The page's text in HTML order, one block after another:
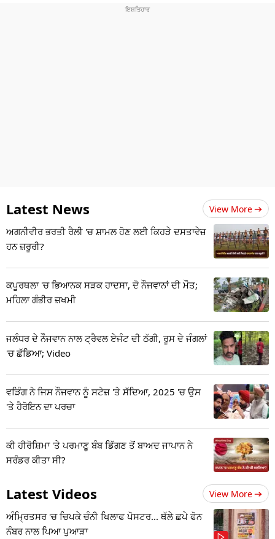
Latest News View More
ਅਗਨੀਵੀਰ ਭਰਤੀ ਰੈਲੀ 'ਚ ਸ਼ਾਮਲ ਹੋਣ ਲਈ ਕਿਹੜੇ ਦਸਤਾਵੇਜ਼
ਹਨ ਜ਼ਰੂਰੀ?
ਕਪੂਰਥਲਾ 'ਚ ਭਿਆਨਕ ਸੜਕ ਹਾਦਸਾ, ਦੋ ਨੌਜਵਾਨਾਂ ਦੀ ਮੌਤ;
ਮਹਿਲਾ ਗੰਭੀਰ ਜ਼ਖਮੀ
ਜਲੰਧਰ ਦੇ ਨੌਜਵਾਨ ਨਾਲ ਟ੍ਰੈਵਲ ਏਜੰਟ ਦੀ ਠੱਗੀ, ਰੂਸ ਦੇ ਜੰਗਲਾਂ
'ਚ ਛੱਡਿਆ; Video
ਵੜਿੰਗ ਨੇ ਜਿਸ ਨੌਜਵਾਨ ਨੂੰ ਸਟੇਜ਼ 'ਤੇ ਸੱਦਿਆ, 2025 'ਚ ਉਸ
'ਤੇ ਹੈਰੋਇਨ ਦਾ ਪਰਚਾ
ਕੀ ਹੀਰੋਸ਼ਿਮਾ 'ਤੇ ਪਰਮਾਣੂ ਬੰਬ ਡਿੱਗਣ ਤੋਂ ਬਾਅਦ ਜਾਪਾਨ ਨੇ
ਸਰੰਡਰ ਕੀਤਾ ਸੀ?
Latest Videos View More
ਅੰਮ੍ਰਿਤਸਰ 'ਚ ਚਿਪਕੇ ਚੰਨੀ ਖਿਲਾਫ ਪੋਸਟਰ... ਥੱਲੇ ਛਪੇ ਫੋਨ
ਨੰਬਰ ਨਾਲ ਪਿਆ ਪੁਆੜਾ